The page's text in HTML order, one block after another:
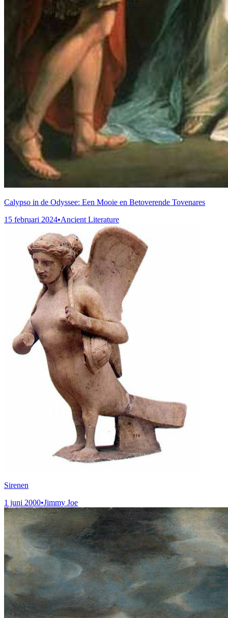
Calypso in de Odyssee: Een Mooie en Betoverende Tovenares
15 februari 2024•Ancient Literature
Sirenen
1 juni 2000•Jimmy Joe